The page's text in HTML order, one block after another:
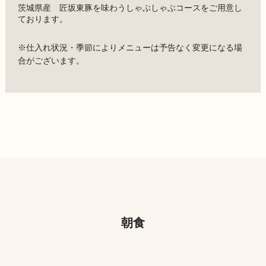
茨城県産 匠坂東豚を味わうしゃぶしゃぶコースをご用意し
ております。
※仕入れ状況・季節によりメニューは予告なく変更になる場
合がございます。
朝食